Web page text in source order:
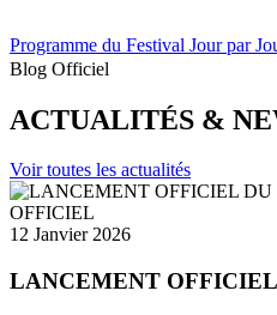
Programme du Festival Jour par
Blog Officiel
ACTUALITÉS &
Voir toutes les actualités
OFFICIEL
12 Janvier 2026
LANCEMENT OFFICIEL